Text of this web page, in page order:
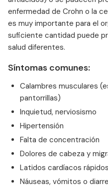
enfermedad de Crohn o la
es muy importante para el
suficiente cantidad puede
salud diferentes.
Síntomas comunes:
Calambres musculares
pantorrillas)
Inquietud, nerviosismo
Hipertensión
Falta de concentración
Dolores de cabeza y
Latidos cardíacos
Náuseas, vómitos o